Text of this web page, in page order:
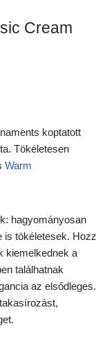
Cream
koptatott
Tökéletesen
Warm
hagyományosan
is tökéletesek. Hozz
kiemelkednek a
találhatnak
az elsődleges.